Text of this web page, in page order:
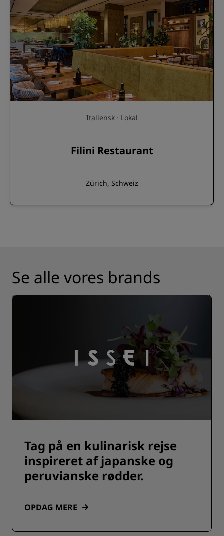
Italiensk · Lokal
Filini Restaurant
Zürich, Schweiz
Se alle vores brands
Tag på en kulinarisk rejse
inspireret af japanske og
peruvianske rødder.
OPDAG MERE